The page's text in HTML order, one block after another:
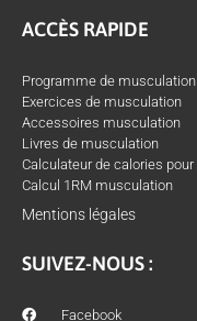
ACCÈS RAPIDE
Programme de musculation
Exercices de musculation
Accessoires musculation
Livres de musculation
Calculateur de calories
Calcul 1RM musculation
Mentions légales
SUIVEZ-NOUS :
Facebook